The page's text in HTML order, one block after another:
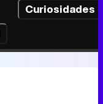
Curiosidades